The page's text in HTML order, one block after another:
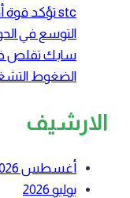
التوسع في
الضغوط
الارشيف
أغسطس 2026
يوليو 2026